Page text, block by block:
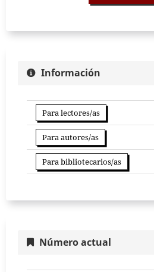
Información
Para lectores/as
Para autores/as
Para bibliotecarios/as
Número actual